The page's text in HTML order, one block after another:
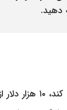
دهید.
قبل از اینکه مستر